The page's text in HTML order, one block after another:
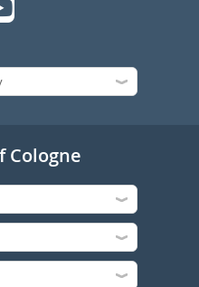
Cologne